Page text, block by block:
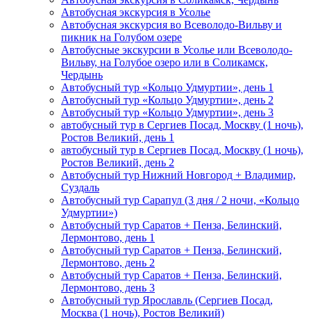
Автобусная экскурсия в Усолье
Автобусная экскурсия во Всеволодо-Вильву и
пикник на Голубом озере
Автобусные экскурсии в Усолье или Всеволодо-
Вильву, на Голубое озеро или в Соликамск,
Чердынь
Автобусный тур «Кольцо Удмуртии», день 1
Автобусный тур «Кольцо Удмуртии», день 2
Автобусный тур «Кольцо Удмуртии», день 3
автобусный тур в Сергиев Посад, Москву (1 ночь),
Ростов Великий, день 1
автобусный тур в Сергиев Посад, Москву (1 ночь),
Ростов Великий, день 2
Автобусный тур Нижний Новгород + Владимир,
Суздаль
Автобусный тур Сарапул (3 дня / 2 ночи, «Кольцо
Удмуртии»)
Автобусный тур Саратов + Пенза, Белинский,
Лермонтово, день 1
Автобусный тур Саратов + Пенза, Белинский,
Лермонтово, день 2
Автобусный тур Саратов + Пенза, Белинский,
Лермонтово, день 3
Автобусный тур Ярославль (Сергиев Посад,
Москва (1 ночь), Ростов Великий)